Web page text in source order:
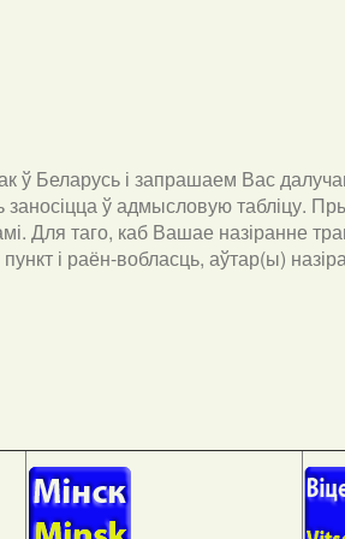
ў Беларусь і запрашаем Вас
заносіцца ў адмысловую табліцу.
Для таго, каб Вашае назіранне
і раён-вобласць, аўтар(ы)